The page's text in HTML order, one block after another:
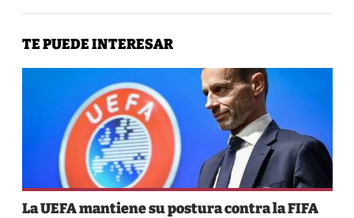
TE PUEDE INTERESAR
La UEFA mantiene su postura contra la FIFA